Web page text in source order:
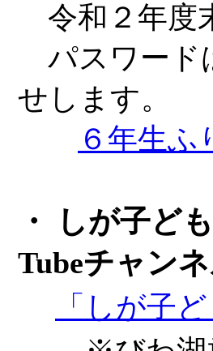
令和２年度
パスワード
せします。
６年生ふ
・ しが子ど
Tubeチャン
「しが子